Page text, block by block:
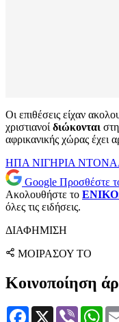
Οι επιθέσεις είχαν
χριστιανοί διώκονται
αφρικανικής χώρας έχει
ΗΠΑ ΝΙΓΗΡΙΑ
Google Προσθέστε
Ακολουθήστε το
όλες τις ειδήσεις.
ΔΙΑΦΗΜΙΣΗ
ΜΟΙΡΑΣΟΥ ΤΟ
Κοινοποίηση
Facebook
X Viber